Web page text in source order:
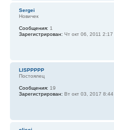
Sergei
Новичек
Сообщения: 1
Зарегистрирован: Чт окт 06, 2011 2:17
LISPPPPP
Постоялец
Сообщения: 19
Зарегистрирован: Вт окт 03, 2017